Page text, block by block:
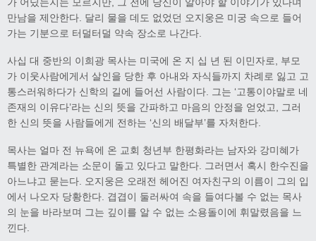
가 어딨는지는 모르지만, 그 전에 당신이 알아야 할 이야기가 있다며
만남을 제안한다. 달리 물을 데도 없었던 오지웅은 미궁 속으로 들어
가는 기분으로 터덜터덜 약속 장소로 나간다.
사십 대 중반의 이희광 목사는 미국에 온 지 십 년 된 이민자로, 부모
가 이웃사람에게서 살인을 당한 후 아내와 자식들까지 차례로 잃고 고
통스러워하다가 신학의 길에 들어선 사람이다. 그는 ‘고통이야말로 네
존재의 이유다’라는 신의 뜻을 간파하고 마음의 안정을 얻었고, 그러
한 신의 뜻을 사람들에게 전하는 ‘신의 배달부’를 자처한다.
목사는 얼마 전 뉴욕에 온 교회 청년부 한평화라는 남자와 강미혜가
특별한 관계라는 소문이 돌고 있다고 말한다. 그러면서 혹시 한수진을
아느냐고 묻는다. 오지웅은 오래전 헤어진 여자친구의 이름이 그의 입
에서 나오자 당황한다. 겹겹이 둘러싸여 속을 들여다볼 수 없는 목사
의 눈을 바라보며 그는 깊이를 알 수 없는 소용돌이에 휘말렸음을 느
낀다.